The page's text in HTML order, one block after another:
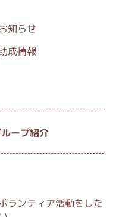
知らせ
成情報
ープ紹介
ランティア活動をした